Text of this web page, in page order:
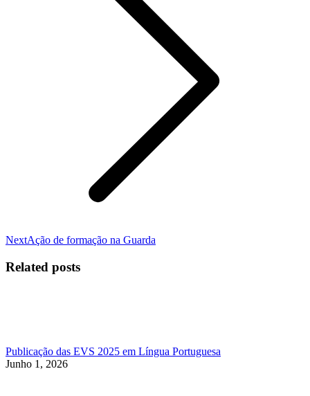
NextNext
Ação de formação na Guarda
Related posts
Publicação das EVS 2025 em Língua Portuguesa
Junho 1, 2026